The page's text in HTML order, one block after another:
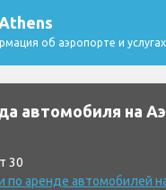
об аэропорте и услугах
автомобиля на
30
по аренде автомобилей